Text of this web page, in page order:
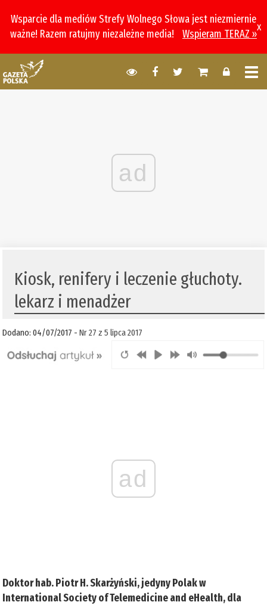
Wsparcie dla mediów Strefy Wolnego Słowa jest niezmiernie
ważne! Razem ratujmy niezależne media!
Wspieram TERAZ »
x
ad
Kiosk, renifery i leczenie głuchoty.
lekarz i menadżer
Dodano: 04/07/2017 -Nr 27 z 5 lipca 2017
ad
Doktor hab. Piotr H. Skarżyński, jedyny Polak w
International Society of Telemedicine and eHealth, dla